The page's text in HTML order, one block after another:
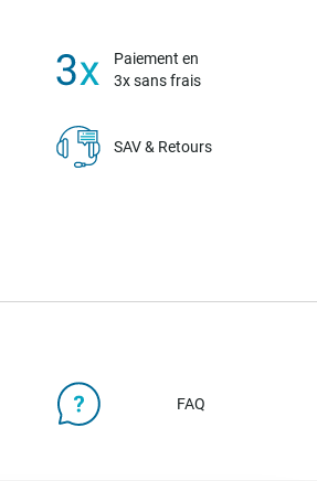
Paiement en
3x sans frais
SAV & Retours
FAQ